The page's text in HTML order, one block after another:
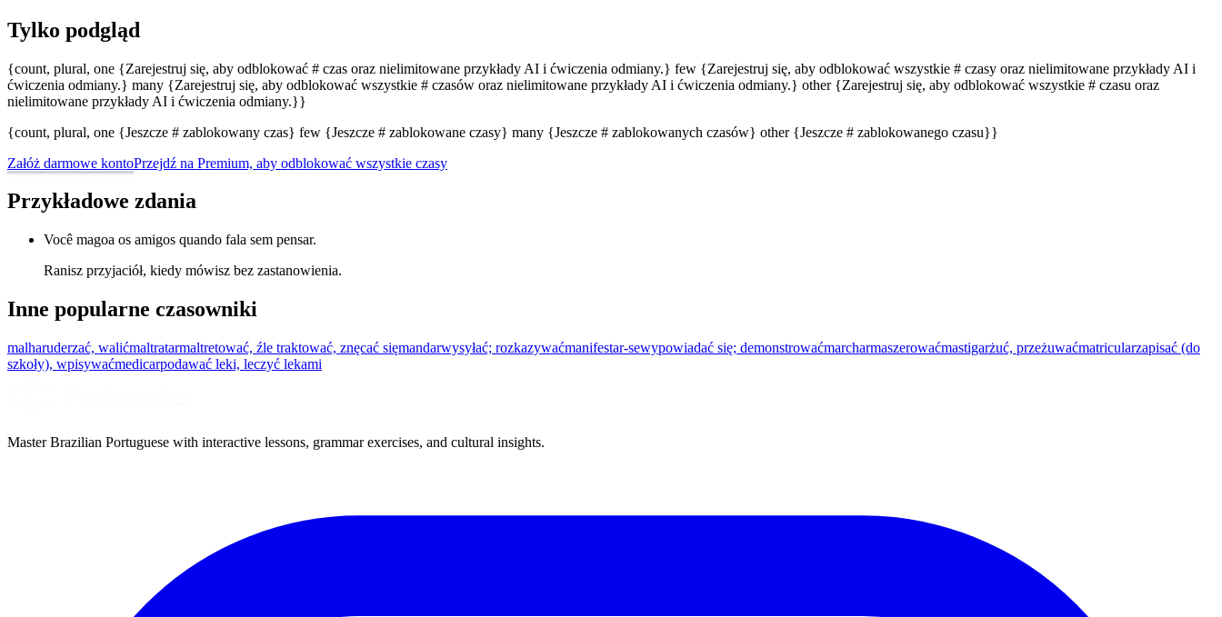
Tylko podgląd
{count, plural, one {Zarejestruj się, aby odblokować # czas oraz nielimitowane przykłady AI i ćwiczenia odmiany.} few {Zarejestruj się, aby odblokować wszystkie # czasy oraz nielimitowane przykłady AI i
ćwiczenia odmiany.} many {Zarejestruj się, aby odblokować wszystkie # czasów oraz nielimitowane przykłady AI i ćwiczenia odmiany.} other {Zarejestruj się, aby odblokować wszystkie # czasu oraz
nielimitowane przykłady AI i ćwiczenia odmiany.}}
{count, plural, one {Jeszcze # zablokowany czas} few {Jeszcze # zablokowane czasy} many {Jeszcze # zablokowanych czasów} other {Jeszcze # zablokowanego czasu}}
Załóż darmowe kontoPrzejdź na Premium, aby odblokować wszystkie czasy
Przykładowe zdania
Você magoa os amigos quando fala sem pensar.
Ranisz przyjaciół, kiedy mówisz bez zastanowienia.
Inne popularne czasowniki
malharuderzać, walićmaltratarmaltretować, źle traktować, znęcać sięmandarwysyłać; rozkazywaćmanifestar-sewypowiadać się; demonstrowaćmarcharmaszerowaćmastigarżuć, przeżuwaćmatricularzapisać (do
szkoły), wpisywaćmedicarpodawać leki, leczyć lekami
Master Brazilian Portuguese with interactive lessons, grammar exercises, and cultural insights.